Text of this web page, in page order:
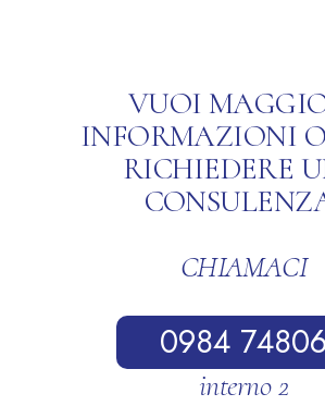
VUOI
INFORMAZIONI
RICHIEDERE
CHIAMACI
0984 74806
interno 2